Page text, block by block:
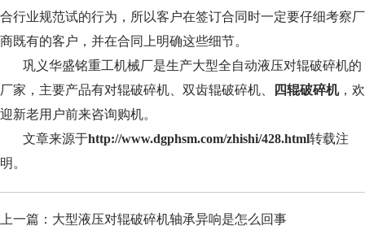
合行业规范试的行为，所以客户在签订合同时一定要仔细考察厂
商既有的客户，并在合同上明确这些细节。
巩义华盛铭重工机械厂是生产大型全自动液压对辊破碎机的
厂家，主要产品有对辊破碎机、双齿辊破碎机、
四辊破碎机，欢
迎新老用户前来咨询购机。
文章来源于http://www.dgphsm.com/zhishi/428.html转载注
明。
上一篇： 大型液压对辊破碎机轴承异响是怎么回事